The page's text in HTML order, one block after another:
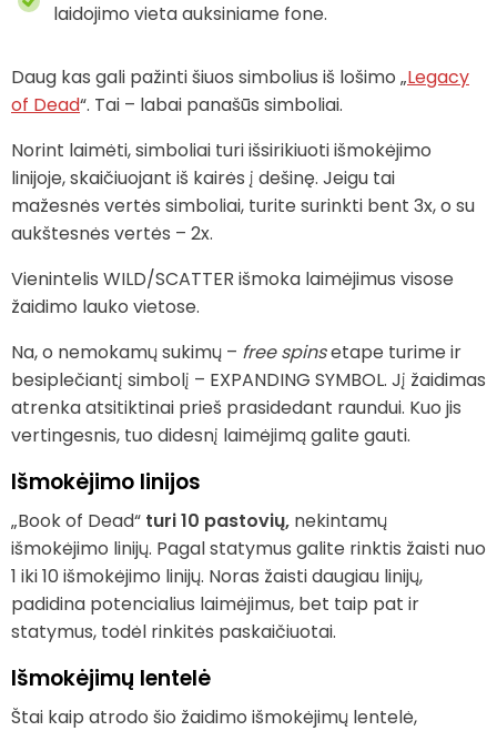
laidojimo vieta auksiniame fone.
Daug kas gali pažinti šiuos simbolius iš lošimo „Legacy
of Dead“. Tai – labai panašūs simboliai.
Norint laimėti, simboliai turi išsirikiuoti išmokėjimo
linijoje, skaičiuojant iš kairės į dešinę. Jeigu tai
mažesnės vertės simboliai, turite surinkti bent 3x, o su
aukštesnės vertės – 2x.
Vienintelis WILD/SCATTER išmoka laimėjimus visose
žaidimo lauko vietose.
Na, o nemokamų sukimų – free spinsetape turime ir
besiplečiantį simbolį – EXPANDING SYMBOL. Jį žaidimas
atrenka atsitiktinai prieš prasidedant raundui. Kuo jis
vertingesnis, tuo didesnį laimėjimą galite gauti.
Išmokėjimo linijos
„Book of Dead“ turi 10 pastovių, nekintamų
išmokėjimo linijų. Pagal statymus galite rinktis žaisti nuo
1 iki 10 išmokėjimo linijų. Noras žaisti daugiau linijų,
padidina potencialius laimėjimus, bet taip pat ir
statymus, todėl rinkitės paskaičiuotai.
Išmokėjimų lentelė
Štai kaip atrodo šio žaidimo išmokėjimų lentelė,